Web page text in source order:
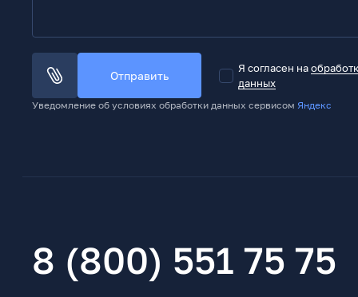
Отправить
Я согласен на
данных
Уведомление об условиях обработки данных сервисом Яндекс
8 (800) 551 75 75